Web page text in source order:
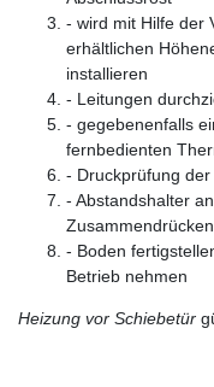
- wird mit Hilfe der
erhältlichen
installieren
- Leitungen
- gegebenenfalls
fernbedienten
- Druckprüfung
- Abstandshalter
- Boden
Betrieb nehmen
Heizung vor Schiebetür